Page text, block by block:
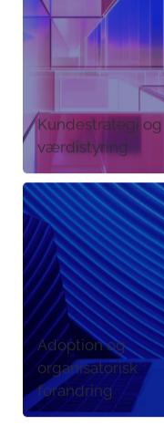
Kundestrategi og
værdistyring
Adoption og
organisatorisk
forandring